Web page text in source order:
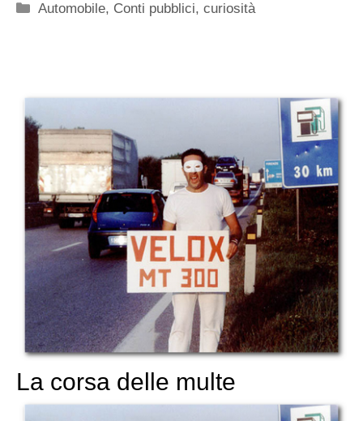
Categorie
Automobile, Conti pubblici,curiosità
La corsa delle multe